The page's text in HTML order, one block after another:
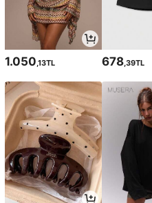
1.050 ,13TL 678,39TL